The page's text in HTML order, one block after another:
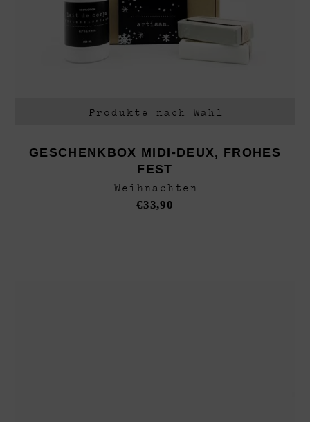
Produkte nach Wahl
GESCHENKBOX MIDI-DEUX, FROHES
FEST
Weihnachten
€33,90